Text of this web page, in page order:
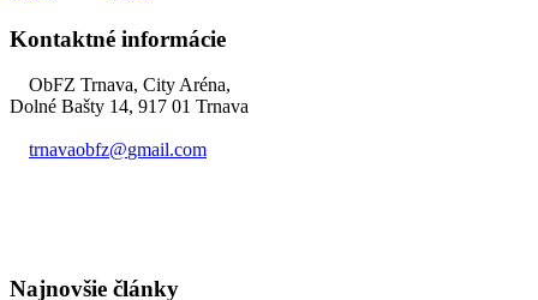
Kontaktné informácie
ObFZ Trnava, City Aréna,
Dolné Bašty 14, 917 01 Trnava
trnavaobfz@gmail.com
Najnovšie články